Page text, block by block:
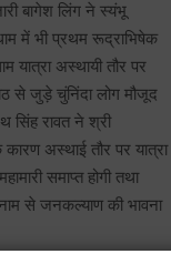
बागेश लिंग ने स्यंभू
में भी प्रथम रूद्राभिषेक
यात्रा अस्थायी तौर पर
से जुड़े चुंनिंदा लोग मौजूद
सिंह रावत ने श्री
अस्थाई तौर पर यात्रा
समाप्त होगी तथा
से जनकल्याण की भावना